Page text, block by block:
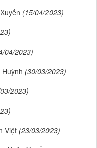
(15/04/2023)
04/2023)
(30/03/2023)
2023)
Việt (23/03/2023)